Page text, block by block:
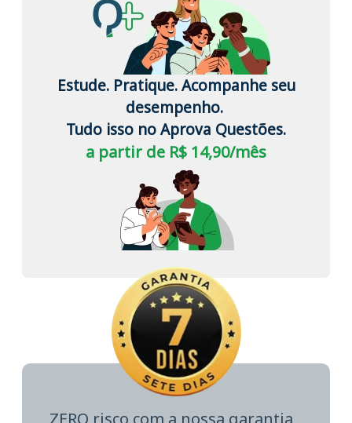
Estude. Pratique. Acompanhe seu
desempenho.
Tudo isso no Aprova Questões.
a partir de R$ 14,90/mês
ZERO risco com a nossa garantia